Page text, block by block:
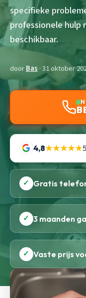
specifieke
professionele hulp
beschikbaar.
doorBas · 31 oktober
4,8★★★★★
✓ Gratis
✓ 3 maanden
✓ Vaste prijs